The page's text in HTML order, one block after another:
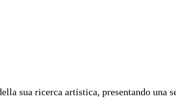
sua ricerca artistica, presentando una